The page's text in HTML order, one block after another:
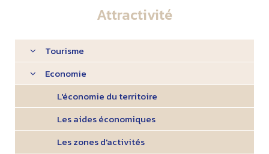
Attractivité
Tourisme
Economie
L'économie du territoire
Les aides économiques
Les zones d'activités